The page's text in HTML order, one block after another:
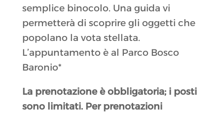
semplice binocolo. Una guida vi
permetterà di scoprire gli oggetti che
popolano la vota stellata.
L’appuntamento è al Parco Bosco
Baronio*
La prenotazione è obbligatoria; i posti
sono limitati. Per prenotazioni